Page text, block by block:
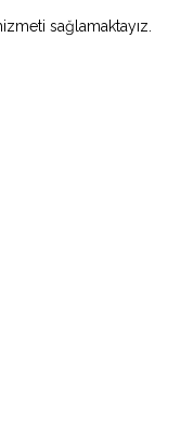
sağlamaktayız.